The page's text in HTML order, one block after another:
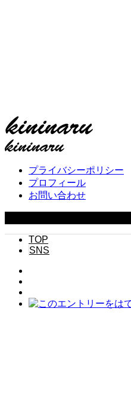
プライバシーポリシー
プロフィール
お問い合わせ
TOP
SNS